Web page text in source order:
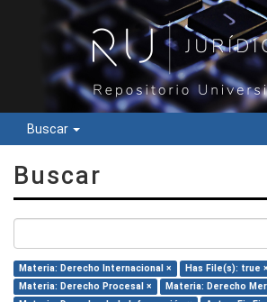
Buscar
Buscar
Materia: Derecho Internacional ×
Has File(s): true ×
Materia: Derecho Procesal ×
Materia: Derecho